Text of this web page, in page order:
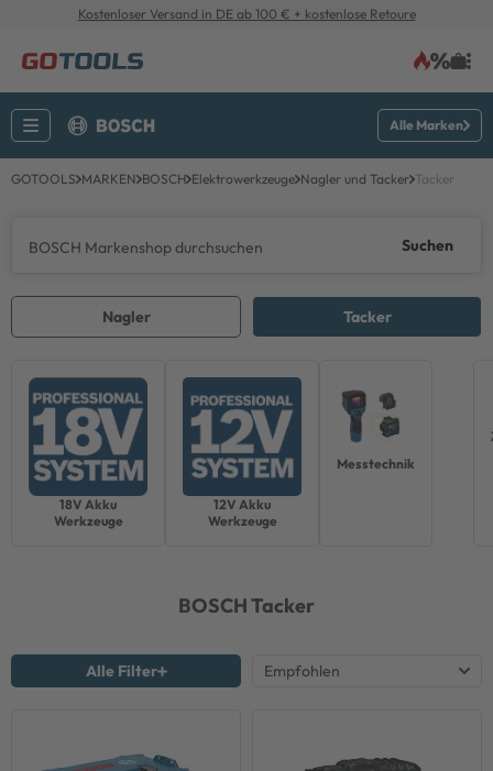
Kostenloser Versand in DE ab 100 € + kostenlose Retoure
Alle Marken
GOTOOLS MARKEN BOSCH Elektrowerkzeuge Nagler und Tacker Tacker
Suchen
Nagler Tacker
18V Akku
Werkzeuge
12V Akku
Werkzeuge
Messtechnik
BOSCHTacker
Alle Filter